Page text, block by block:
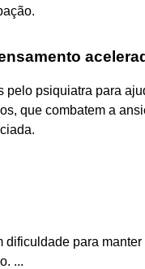
psiquiatra para
que combatem a
dificuldade para
...